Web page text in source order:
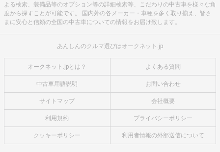
よる検索、装備品等のオプション等の詳細検索等、こだわりの中古車を様々な角
度から探すことが可能です。 国内外の各メーカー・車種を多く取り揃え、皆さ
まに安心と信頼の全国の中古車についての情報をお届け致します。
あんしんのクルマ選びはオークネット.jp
オークネット.jpとは？ よくある質問
中古車用語説明 お問い合わせ
サイトマップ 会社概要
利用規約 プライバシーポリシー
クッキーポリシー 利用者情報の外部送信について